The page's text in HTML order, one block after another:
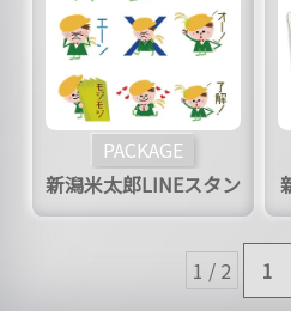
PACKAGE
新潟米太郎LINEスタン
プ
1 / 2 1